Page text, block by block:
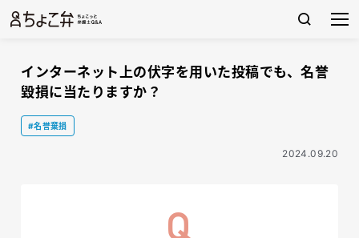
インターネット上の伏字を用いた投稿でも、名誉
毀損に当たりますか？
#名誉棄損
2024.09.20